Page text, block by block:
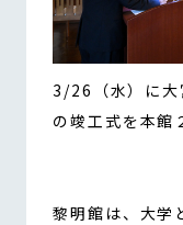
3/26（水）に大
の竣工式を本館
黎明館は、大学